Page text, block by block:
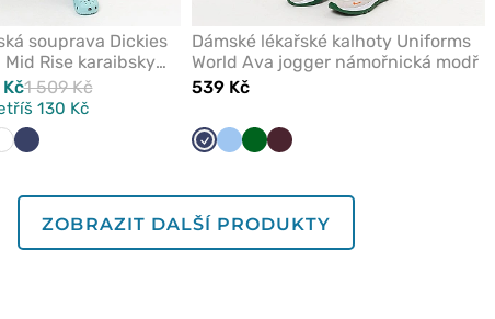
souprava Dickies
Mid Rise karaibsky
1 509 Kč
130 Kč
Bílá Námořnická
Dámské lékařské kalhoty Uniforms
World Ava jogger námořnická modř
539 Kč
Námořnická
ModráTmavěBurgundová
ZOBRAZIT DALŠÍ PRODUKTY